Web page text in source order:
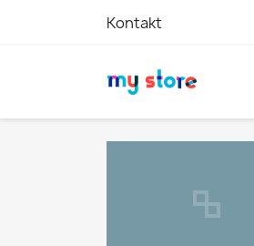
Kontakt